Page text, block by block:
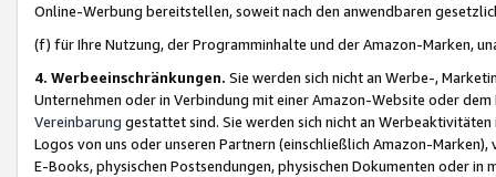
Online-Werbung bereitstellen, soweit nach den anwendbaren
(f) für Ihre Nutzung, der Programminhalte und der Amazon-Marken,
4. Werbeeinschränkungen. Sie werden sich nicht an Werbe-,
Unternehmen oder in Verbindung mit einer Amazon-Website oder
Vereinbarung gestattet sind. Sie werden sich nicht an
Logos von uns oder unseren Partnern (einschließlich Amazon-
E-Books, physischen Postsendungen, physischen Dokumenten oder in